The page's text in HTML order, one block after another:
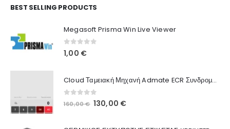
BEST SELLING PRODUCTS
Megasoft Prisma Win Live Viewer
0 out of 5
1,00 €
Cloud Ταμειακή Μηχανή Admate ECR Συνδρομή 12 μηνών
out of 5
160,00€ Original
130,00 €Η
Ο Λογαριασμός μου
Στοιχεία λογαριασμού
Παραγγελίες
Πληροφορίες Καταστήματος
Ποιοι Είμαστε